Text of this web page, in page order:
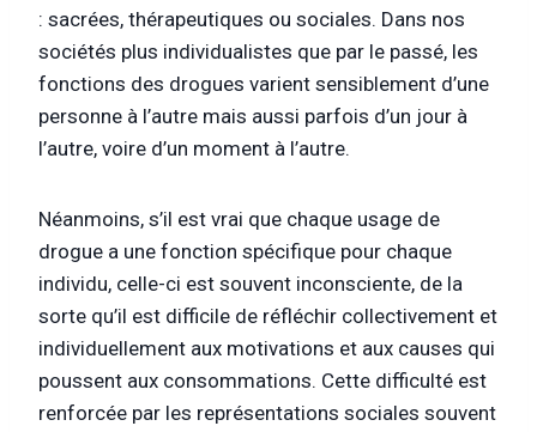
: sacrées, thérapeutiques ou sociales. Dans nos
sociétés plus individualistes que par le passé, les
fonctions des drogues varient sensiblement d’une
personne à l’autre mais aussi parfois d’un jour à
l’autre, voire d’un moment à l’autre.
Néanmoins, s’il est vrai que chaque usage de
drogue a une fonction spécifique pour chaque
individu, celle-ci est souvent inconsciente, de la
sorte qu’il est difficile de réfléchir collectivement et
individuellement aux motivations et aux causes qui
poussent aux consommations. Cette difficulté est
renforcée par les représentations sociales souvent